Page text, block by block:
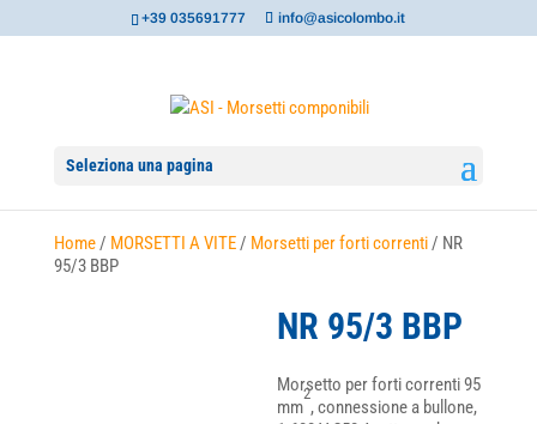
+39 035691777 info@asicolombo.it
Seleziona una pagina
Home/ MORSETTI A VITE/ Morsetti per forti correnti/ NR
95/3 BBP
NR 95/3 BBP
Morsetto per forti correnti 95
mm
2
, connessione a bullone,